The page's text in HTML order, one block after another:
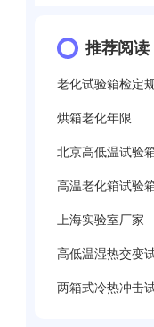
推荐阅读
老化试验箱检定
烘箱老化年限
北京高低温试验
高温老化箱试验
上海实验室厂家
高低温湿热交变
两箱式冷热冲击